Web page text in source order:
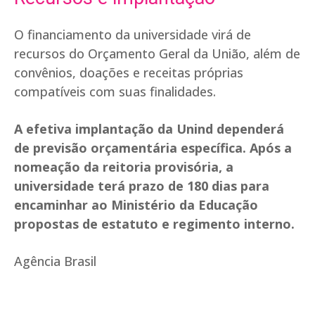
O financiamento da universidade virá de
recursos do Orçamento Geral da União, além de
convênios, doações e receitas próprias
compatíveis com suas finalidades.
A efetiva implantação da Unind dependerá
de previsão orçamentária específica. Após a
nomeação da reitoria provisória, a
universidade terá prazo de 180 dias para
encaminhar ao Ministério da Educação
propostas de estatuto e regimento interno.
Agência Brasil